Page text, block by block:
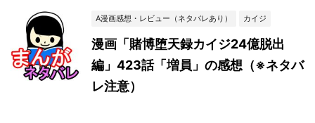
A漫画感想・レビュー（ネタバレあり） カイジ
漫画「賭博堕天録カイジ24億脱出
編」423話「増員」の感想（※ネタバ
レ注意）